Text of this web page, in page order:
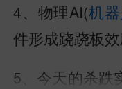
4、物理AI(机器
件形成跷跷板
5、今天的杀跌